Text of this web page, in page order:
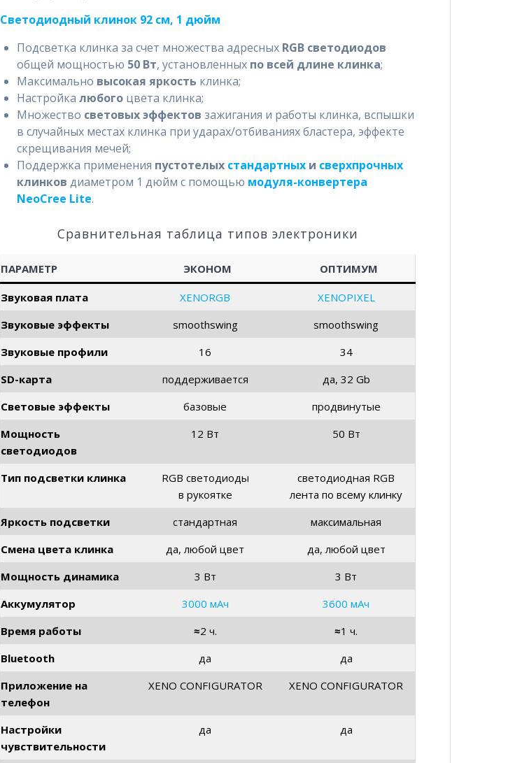
Светодиодный клинок 92 см, 1 дюйм
Подсветка клинка за счет множества адресных RGB светодиодов
общей мощностью 50 Вт, установленных по всей длине клинка;
Максимально высокая яркость клинка;
Настройка любого цвета клинка;
Множество световых эффектов зажигания и работы клинка, вспышки
в случайных местах клинка при ударах/отбиваниях бластера, эффекте
скрещивания мечей;
Поддержка применения пустотелых стандартныхи сверхпрочных
клинков диаметром 1 дюйм с помощью модуля-конвертера
NeoCree Lite.
Сравнительная таблица типов электроники
ПАРАМЕТР ЭКОНОМ ОПТИМУМ
Звуковая плата XENORGB
XENOPIXEL
Звуковые эффекты
smoothswing
smoothswing
Звуковые профили
16
34
SD-карта
поддерживается
да, 32 Gb
Световые эффекты
базовые
продвинутые
Мощность
светодиодов
12 Вт 50 Вт
Тип подсветки клинка
RGB светодиоды
в рукоятке
светодиодная RGB
лента по всему клинку
Яркость подсветки
стандартная
максимальная
Смена цвета клинка
да, любой цвет
да, любой цвет
Мощность динамика
3 Вт
3 Вт
Аккумулятор
3000 мАч
3600 мАч
Время работы
≈2 ч. ≈1 ч.
Bluetooth
да
да
Приложение на
телефон
XENO CONFIGURATOR XENO CONFIGURATOR
Настройки
чувствительности
да да